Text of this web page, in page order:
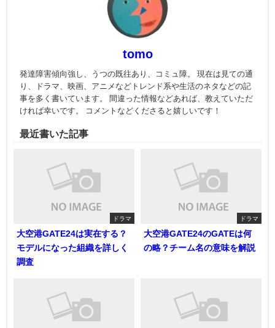
tomo
発達障害傾向強し、うつの既往あり、コミュ障。 現在は見ての通
り、ドラマ、映画、アニメなどトレンド系や生活のネタなどの記
事を多く書いています。 間違った情報などあれば、教えていただ
ければ幸いです。 コメントなどくださると嬉しいです！
最近書いた記事
ドラマ
大空港GATE24は実在する？
モデルになった組織を詳しく
調査
ドラマ
大空港GATE24のGATEは何
の略？チーム名の意味を解説